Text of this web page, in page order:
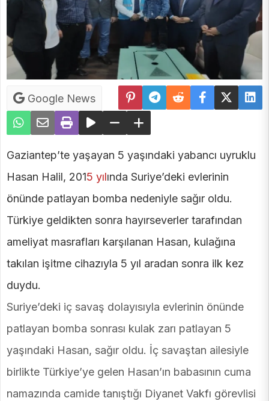
Google News
Gaziantep’te yaşayan 5 yaşındaki yabancı uyruklu
Hasan Halil, 2015 yılında Suriye’deki evlerinin
önünde patlayan bomba nedeniyle sağır oldu.
Türkiye geldikten sonra hayırseverler tarafından
ameliyat masrafları karşılanan Hasan, kulağına
takılan işitme cihazıyla 5 yıl aradan sonra ilk kez
duydu.
Suriye’deki iç savaş dolayısıyla evlerinin önünde
patlayan bomba sonrası kulak zarı patlayan 5
yaşındaki Hasan, sağır oldu. İç savaştan ailesiyle
birlikte Türkiye’ye gelen Hasan’ın babasının cuma
namazında camide tanıştığı Diyanet Vakfı görevlisi